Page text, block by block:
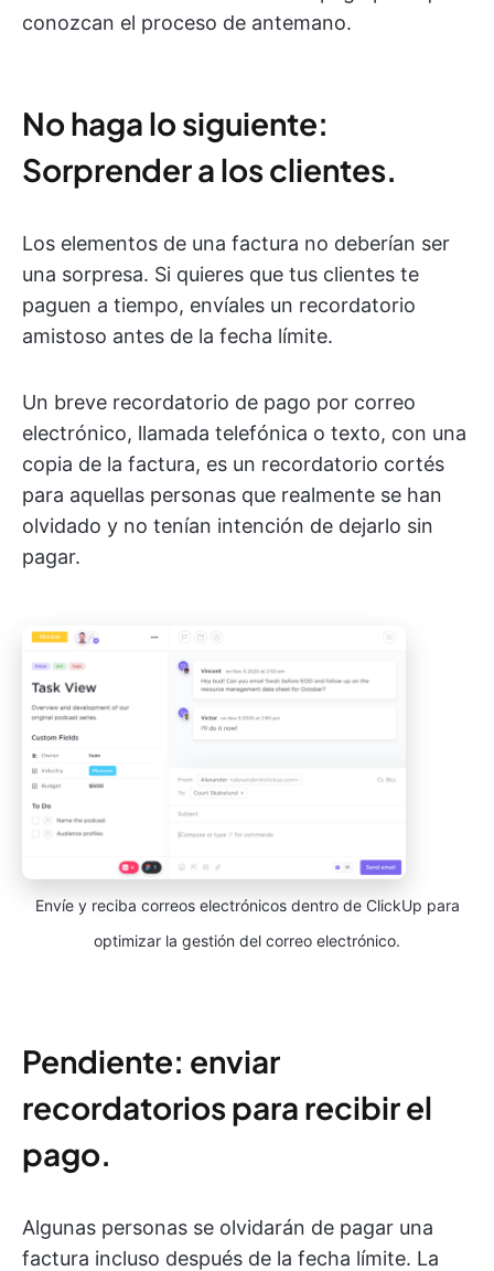
conozcan el proceso de antemano.
No haga lo siguiente:
Sorprender a los clientes.
Los elementos de una factura no deberían ser
una sorpresa. Si quieres que tus clientes te
paguen a tiempo, envíales un recordatorio
amistoso antes de la fecha límite.
Un breve recordatorio de pago por correo
electrónico, llamada telefónica o texto, con una
copia de la factura, es un recordatorio cortés
para aquellas personas que realmente se han
olvidado y no tenían intención de dejarlo sin
pagar.
Envíe y reciba correos electrónicos dentro de ClickUp para
optimizar la gestión del correo electrónico.
Pendiente: enviar
recordatorios para recibir el
pago.
Algunas personas se olvidarán de pagar una
factura incluso después de la fecha límite. La